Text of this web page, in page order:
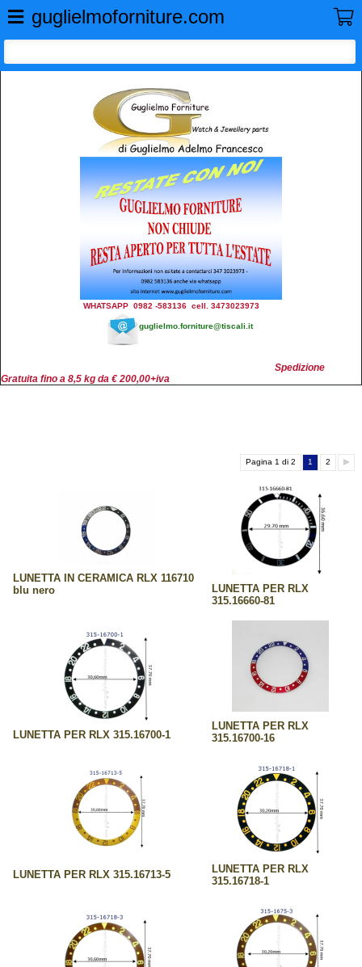
guglielmoforniture.com
GUGLIELMO FORNITURE
WHATSAPP 0982 -583136 cell. 3473023973
guglielmo.forniture@tiscali.it
Spedizione
Gratuita fino a 8,5 kg da € 200,00+iva
Pagina 1 di 2 1 2
LUNETTA IN CERAMICA RLX 116710
blu nero
LUNETTA PER RLX
315.16660-81
LUNETTA PER RLX 315.16700-1
LUNETTA PER RLX
315.16700-16
LUNETTA PER RLX 315.16713-5
LUNETTA PER RLX
315.16718-1